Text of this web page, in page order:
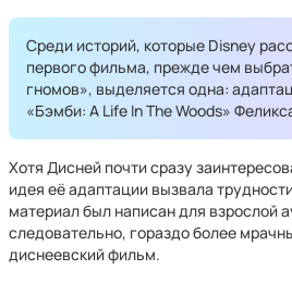
Среди историй, которые Disney
первого фильма, прежде чем
гномов», выделяется одна:
«Бэмби: A Life In The Woods»
Хотя Дисней почти сразу
идея её адаптации вызвала
материал был написан для взрослой
следовательно, гораздо более
диснеевский фильм.